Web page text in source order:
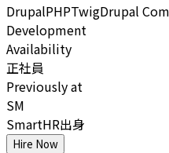
DrupalPHPTwigDrupal
Development
Availability
正社員
Previously at
SM
SmartHR出身
Hire Now